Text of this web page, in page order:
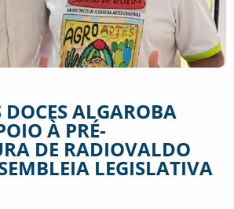
ALGAROBA
À PRÉ-
DE RADIOVALDO
LEGISLATIVA